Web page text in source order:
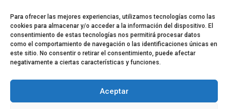
Para ofrecer las mejores experiencias, utilizamos tecnologías como las
cookies para almacenar y/o acceder a la información del dispositivo. El
consentimiento de estas tecnologías nos permitirá procesar datos
como el comportamiento de navegación o las identificaciones únicas en
este sitio. No consentir o retirar el consentimiento, puede afectar
negativamente a ciertas características y funciones.
Aceptar
Equipo EPDLT Contacto